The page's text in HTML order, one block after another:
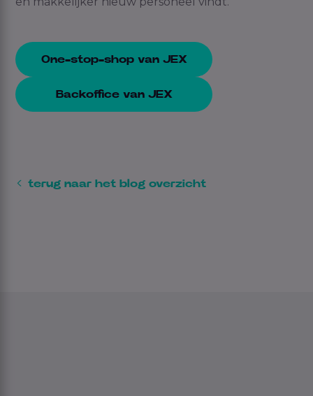
One-stop-shop van JEX
Backoffice van JEX
terug naar het blog overzicht